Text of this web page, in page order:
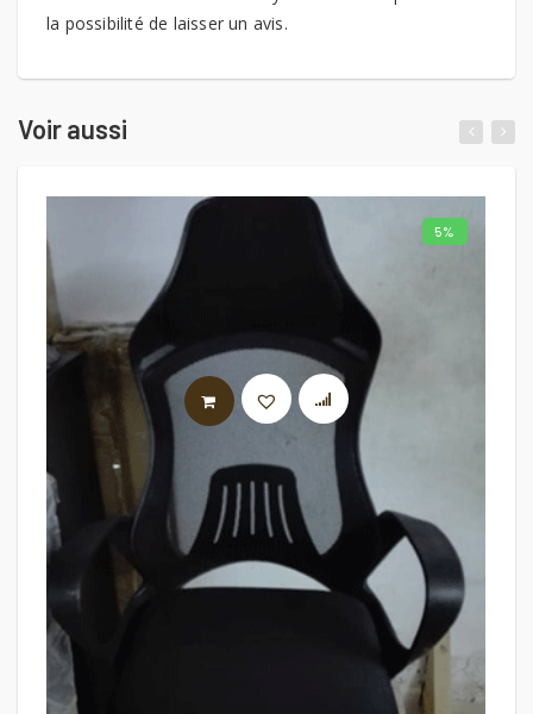
la possibilité de laisser un avis.
Voir aussi
5%
AJOUTER AU PANIER